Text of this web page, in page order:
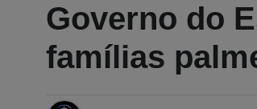
Governo do
famílias